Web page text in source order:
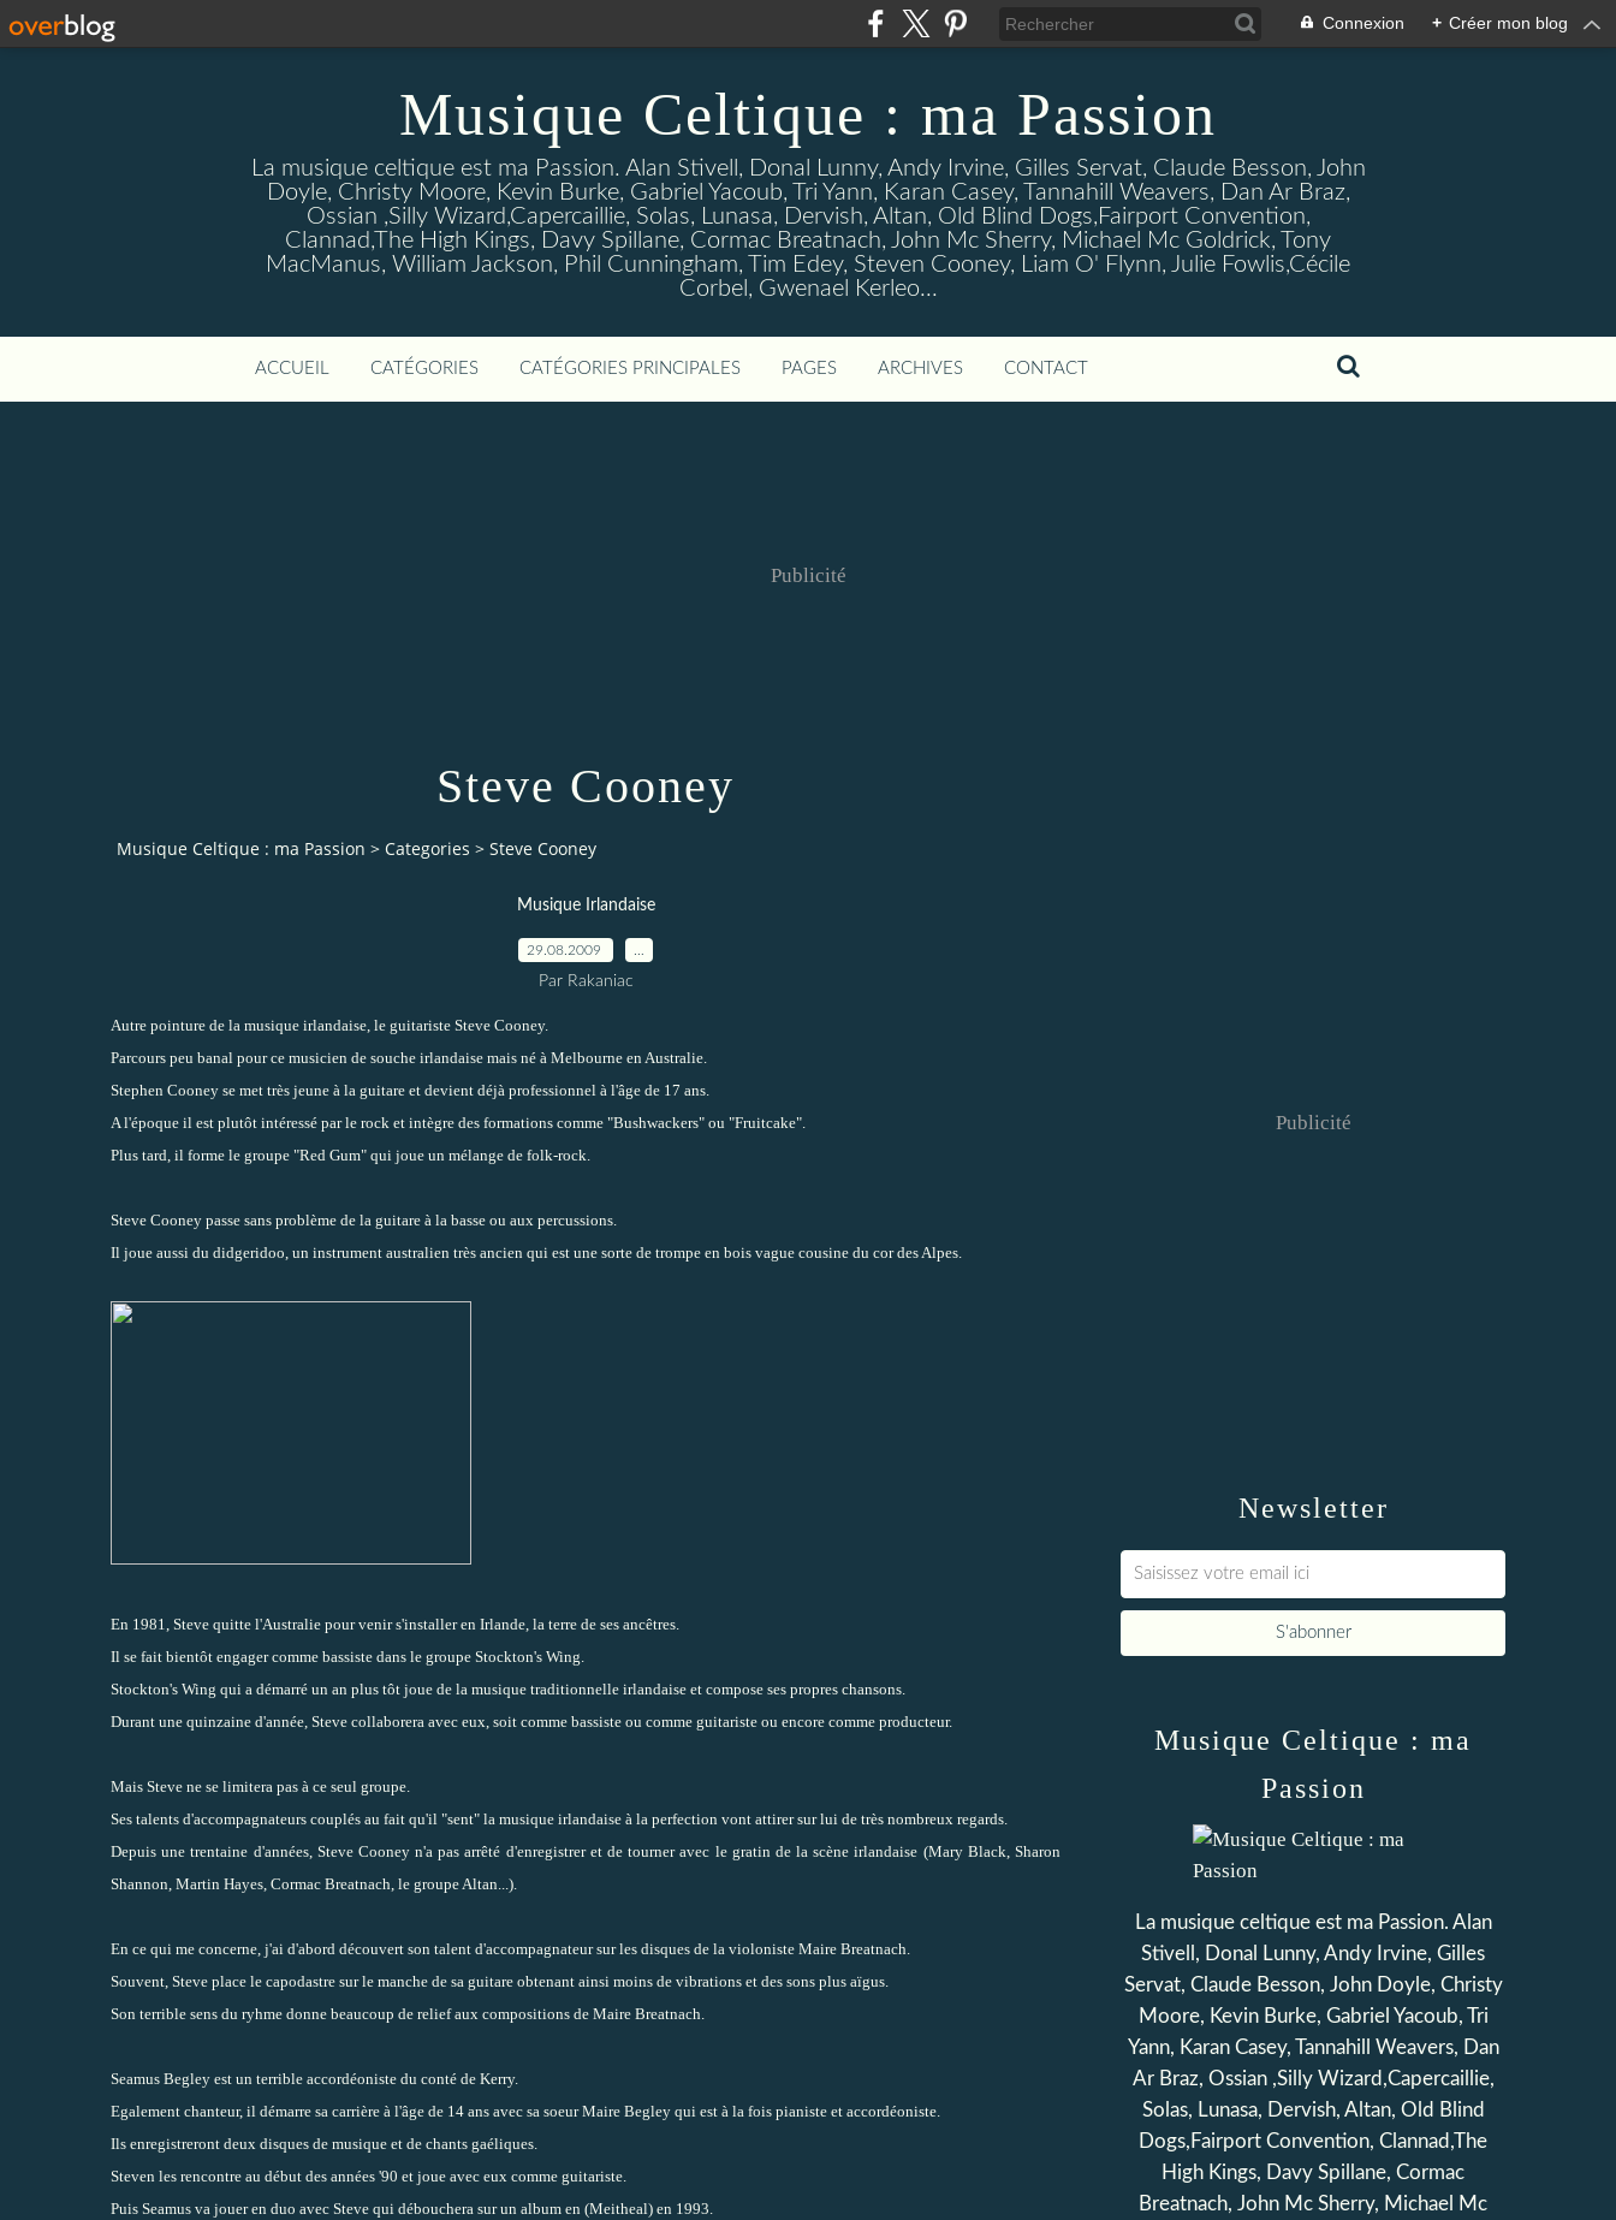
Connexion + Créer mon blog
Musique Celtique : ma Passion
La musique celtique est ma Passion. Alan Stivell, Donal Lunny, Andy Irvine, Gilles Servat, Claude Besson, John
Doyle, Christy Moore, Kevin Burke, Gabriel Yacoub, Tri Yann, Karan Casey, Tannahill Weavers, Dan Ar Braz,
Ossian ,Silly Wizard,Capercaillie, Solas, Lunasa, Dervish, Altan, Old Blind Dogs,Fairport Convention,
Clannad,The High Kings, Davy Spillane, Cormac Breatnach, John Mc Sherry, Michael Mc Goldrick, Tony
MacManus, William Jackson, Phil Cunningham, Tim Edey, Steven Cooney, Liam O' Flynn, Julie Fowlis,Cécile
Corbel, Gwenael Kerleo...
ACCUEIL CATÉGORIES CATÉGORIES PRINCIPALES PAGES ARCHIVES CONTACT
Publicité
Steve Cooney
Musique Celtique : ma Passion > Categories > Steve Cooney
Musique Irlandaise
29.08.2009
Par Rakaniac
Autre pointure de la musique irlandaise, le guitariste Steve Cooney.
Parcours peu banal pour ce musicien de souche irlandaise mais né à Melbourne en Australie.
Stephen Cooney se met très jeune à la guitare et devient déjà professionnel à l'âge de 17 ans.
A l'époque il est plutôt intéressé par le rock et intègre des formations comme "Bushwackers" ou "Fruitcake".
Plus tard, il forme le groupe "Red Gum" qui joue un mélange de folk-rock.
Steve Cooney passe sans problème de la guitare à la basse ou aux percussions.
Il joue aussi du didgeridoo, un instrument australien très ancien qui est une sorte de trompe en bois vague cousine du cor des Alpes.
En 1981, Steve quitte l'Australie pour venir s'installer en Irlande, la terre de ses ancêtres.
Il se fait bientôt engager comme bassiste dans le groupe Stockton's Wing.
Stockton's Wing qui a démarré un an plus tôt joue de la musique traditionnelle irlandaise et compose ses propres chansons.
Durant une quinzaine d'année, Steve collaborera avec eux, soit comme bassiste ou comme guitariste ou encore comme producteur.
Mais Steve ne se limitera pas à ce seul groupe.
Ses talents d'accompagnateurs couplés au fait qu'il "sent" la musique irlandaise à la perfection vont attirer sur lui de très nombreux regards.
Depuis une trentaine d'années, Steve Cooney n'a pas arrêté d'enregistrer et de tourner avec le gratin de la scène irlandaise (Mary Black, Sharon
Shannon, Martin Hayes, Cormac Breatnach, le groupe Altan...).
En ce qui me concerne, j'ai d'abord découvert son talent d'accompagnateur sur les disques de la violoniste Maire Breatnach.
Souvent, Steve place le capodastre sur le manche de sa guitare obtenant ainsi moins de vibrations et des sons plus aïgus.
Son terrible sens du ryhme donne beaucoup de relief aux compositions de Maire Breatnach.
Seamus Begley est un terrible accordéoniste du conté de Kerry.
Egalement chanteur, il démarre sa carrière à l'âge de 14 ans avec sa soeur Maire Begley qui est à la fois pianiste et accordéoniste.
Ils enregistreront deux disques de musique et de chants gaéliques.
Steven les rencontre au début des années '90 et joue avec eux comme guitariste.
Puis Seamus va jouer en duo avec Steve qui débouchera sur un album en (Meitheal) en 1993.
Newsletter
Publicité
Musique Celtique : ma
Passion
La musique celtique est ma Passion. Alan
Stivell, Donal Lunny, Andy Irvine, Gilles
Servat, Claude Besson, John Doyle, Christy
Moore, Kevin Burke, Gabriel Yacoub, Tri
Yann, Karan Casey, Tannahill Weavers, Dan
Ar Braz, Ossian ,Silly Wizard,Capercaillie,
Solas, Lunasa, Dervish, Altan, Old Blind
Dogs,Fairport Convention, Clannad,The
High Kings, Davy Spillane, Cormac
Breatnach, John Mc Sherry, Michael Mc